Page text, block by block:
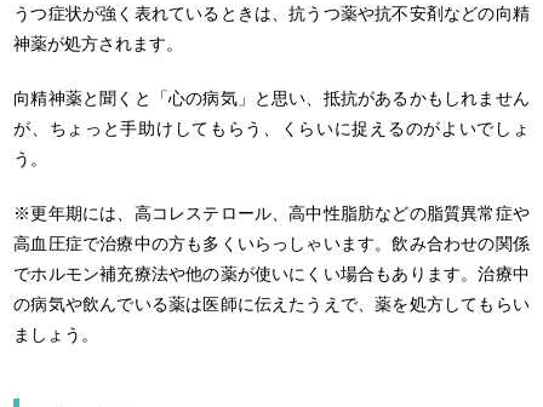
うつ症状が強く表れているときは、抗うつ薬や抗不安剤などの向精
神薬が処方されます。
向精神薬と聞くと「心の病気」と思い、抵抗があるかもしれません
が、ちょっと手助けしてもらう、くらいに捉えるのがよいでしょ
う。
※更年期には、高コレステロール、高中性脂肪などの脂質異常症や
高血圧症で治療中の方も多くいらっしゃいます。飲み合わせの関係
でホルモン補充療法や他の薬が使いにくい場合もあります。治療中
の病気や飲んでいる薬は医師に伝えたうえで、薬を処方してもらい
ましょう。